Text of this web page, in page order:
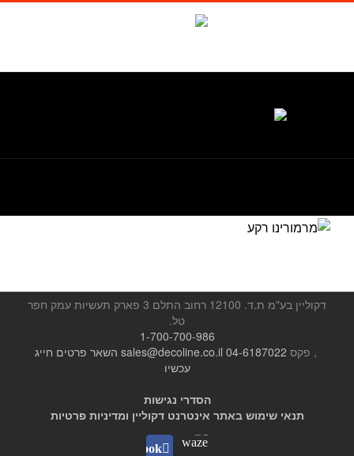
דלג
דקוליין בע"מ ת.ד. 12100 רחוב התלם 3 פארק תעשיות עמק חפר
טל.
1-700-700-986
, פקס 04-6187022
sales@decoline.co.il השאר פרטים חייג
עכשיו
הסדרי נגישות
תנאי שימוש באתר אינטרנט דקוליין ומדיניות פרטיות
Waze
facebook